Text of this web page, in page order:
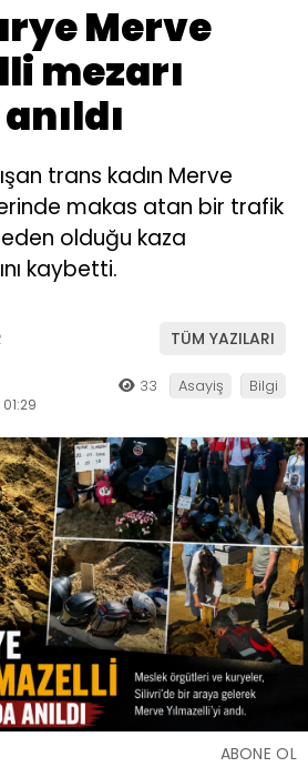
Merve
mezarı
trans kadın Merve
makas atan bir trafik
olduğu kaza
kaybetti.
TÜM YAZILARI
33 Asayiş Bilgi
ABONE OL